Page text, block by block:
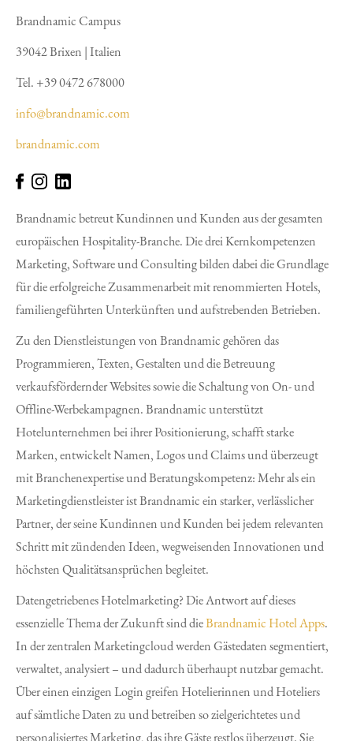
Brandnamic Campus
39042 Brixen | Italien
Tel. +39 0472 678000
info@brandnamic.com
brandnamic.com
Brandnamic betreut Kundinnen und Kunden aus der gesamten
europäischen Hospitality-Branche. Die drei Kernkompetenzen
Marketing, Software und Consulting bilden dabei die Grundlage
für die erfolgreiche Zusammenarbeit mit renommierten Hotels,
familiengeführten Unterkünften und aufstrebenden Betrieben.
Zu den Dienstleistungen von Brandnamic gehören das
Programmieren, Texten, Gestalten und die Betreuung
verkaufsfördernder Websites sowie die Schaltung von On- und
Offline-Werbekampagnen. Brandnamic unterstützt
Hotelunternehmen bei ihrer Positionierung, schafft starke
Marken, entwickelt Namen, Logos und Claims und überzeugt
mit Branchenexpertise und Beratungskompetenz: Mehr als ein
Marketingdienstleister ist Brandnamic ein starker, verlässlicher
Partner, der seine Kundinnen und Kunden bei jedem relevanten
Schritt mit zündenden Ideen, wegweisenden Innovationen und
höchsten Qualitätsansprüchen begleitet.
Datengetriebenes Hotelmarketing? Die Antwort auf dieses
essenzielle Thema der Zukunft sind dieBrandnamic Hotel Apps.
In der zentralen Marketingcloud werden Gästedaten segmentiert,
verwaltet, analysiert – und dadurch überhaupt nutzbar gemacht.
Über einen einzigen Login greifen Hotelierinnen und Hoteliers
auf sämtliche Daten zu und betreiben so zielgerichtetes und
personalisiertes Marketing, das ihre Gäste restlos überzeugt. Sie